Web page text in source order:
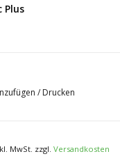
Plus
Wurzelzone über eine
/ Drucken
MwSt. zzgl. Versandkosten